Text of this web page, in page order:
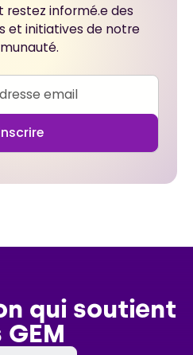
restez informé.e des
et initiatives de notre
qui soutient
GEM